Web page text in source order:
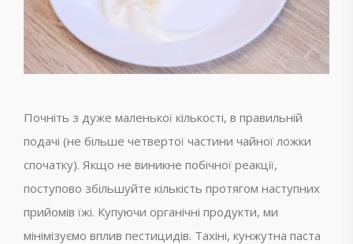
Почніть з дуже маленької кількості, в правильній
подачі (не більше четвертої частини чайної ложки
спочатку). Якщо не виникне побічної реакції,
поступово збільшуйте кількість протягом наступних
прийомів їжі. Купуючи органічні продукти, ми
мінімізуємо вплив пестицидів. Тахіні, кунжутна паста